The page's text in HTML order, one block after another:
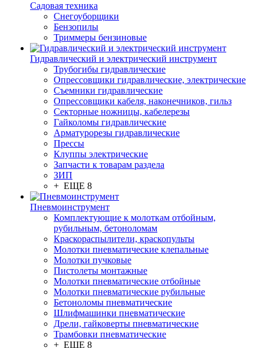
Садовая техника
Снегоуборщики
Бензопилы
Триммеры бензиновые
Гидравлический и электрический инструмент
Трубогибы гидравлические
Опрессовщики гидравлические, электрические
Съемники гидравлические
Опрессовщики кабеля, наконечников, гильз
Секторные ножницы, кабелерезы
Гайколомы гидравлические
Арматурорезы гидравлические
Прессы
Клуппы электрические
Запчасти к товарам раздела
ЗИП
+ ЕЩЕ 8
Пневмоинструмент
Комплектующие к молоткам отбойным,
рубильным, бетоноломам
Краскораспылители, краскопульты
Молотки пневматические клепальные
Молотки пучковые
Пистолеты монтажные
Молотки пневматические отбойные
Молотки пневматические рубильные
Бетоноломы пневматические
Шлифмашинки пневматические
Дрели, гайковерты пневматические
Трамбовки пневматические
+ ЕЩЕ 8